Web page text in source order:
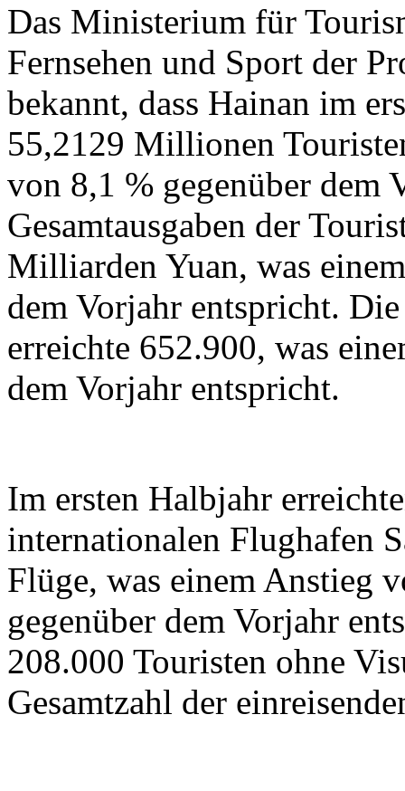
Das Ministerium für
Fernsehen und Sport der
bekannt, dass Hainan im
55,2129 Millionen
von 8,1 % gegenüber dem
Gesamtausgaben der
Milliarden Yuan, was
dem Vorjahr entspricht.
erreichte 652.900, was
dem Vorjahr entspricht.
Im ersten Halbjahr
internationalen Flughafen
Flüge, was einem Anstieg
gegenüber dem Vorjahr
208.000 Touristen ohne
Gesamtzahl der